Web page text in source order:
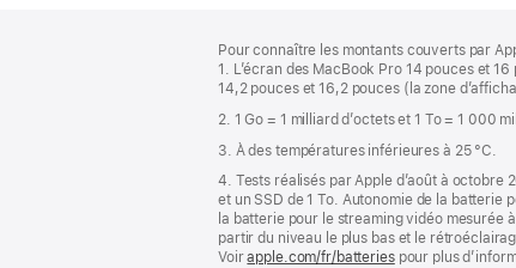
de
page
de
bas
page
Pour connaître les montants couverts par
1. L’écran des MacBook Pro 14 pouces et
14,2 pouces et 16,2 pouces (la zone
2. 1 Go = 1 milliard d’octets et 1 To = 1 000
3. À des températures inférieures à 25 °C.
4. Tests réalisés par Apple d’août à
et un SSD de 1 To. Autonomie de la batterie
la batterie pour le streaming vidéo mesurée
partir du niveau le plus bas et le
Voirapple.com/fr/batteriespour plus